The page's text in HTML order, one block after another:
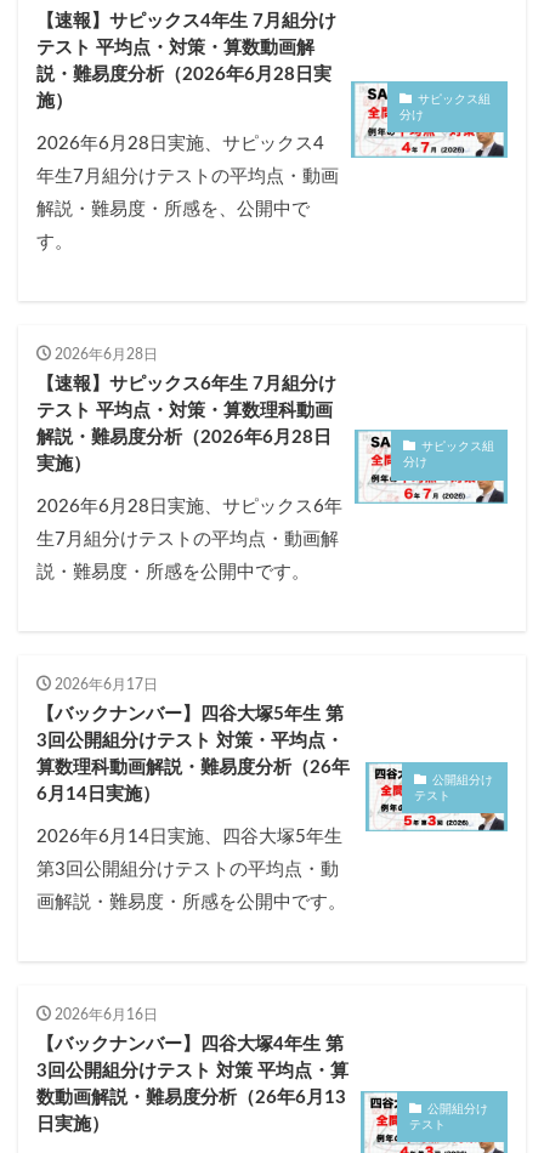
サピックス組
分け
【速報】サピックス4年生 7月組分け
テスト 平均点・対策・算数動画解
説・難易度分析（2026年6月28日実
施）
2026年6月28日実施、サピックス4
年生7月組分けテストの平均点・動画
解説・難易度・所感を、公開中で
す。
サピックス組
分け
2026年6月28日
【速報】サピックス6年生 7月組分け
テスト 平均点・対策・算数理科動画
解説・難易度分析（2026年6月28日
実施）
2026年6月28日実施、サピックス6年
生7月組分けテストの平均点・動画解
説・難易度・所感を公開中です。
公開組分け
テスト
2026年6月17日
【バックナンバー】四谷大塚5年生 第
3回公開組分けテスト 対策・平均点・
算数理科動画解説・難易度分析（26年
6月14日実施）
2026年6月14日実施、四谷大塚5年生
第3回公開組分けテストの平均点・動
画解説・難易度・所感を公開中です。
公開組分け
テスト
2026年6月16日
【バックナンバー】四谷大塚4年生 第
3回公開組分けテスト 対策 平均点・算
数動画解説・難易度分析（26年6月13
日実施）